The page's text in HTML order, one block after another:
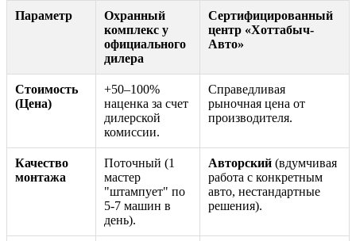
Параметр
Охранный
комплекс у
официального
дилера
Сертифицированный
центр «Хоттабыч-
Авто»
Стоимость
(Цена)
+50–100%
наценка за счет
дилерской
комиссии.
Справедливая
рыночная цена от
производителя.
Качество
монтажа
Поточный (1
мастер
"штампует" по
5-7 машин в
день).
Авторский (вдумчивая
работа с конкретным
авто, нестандартные
решения).